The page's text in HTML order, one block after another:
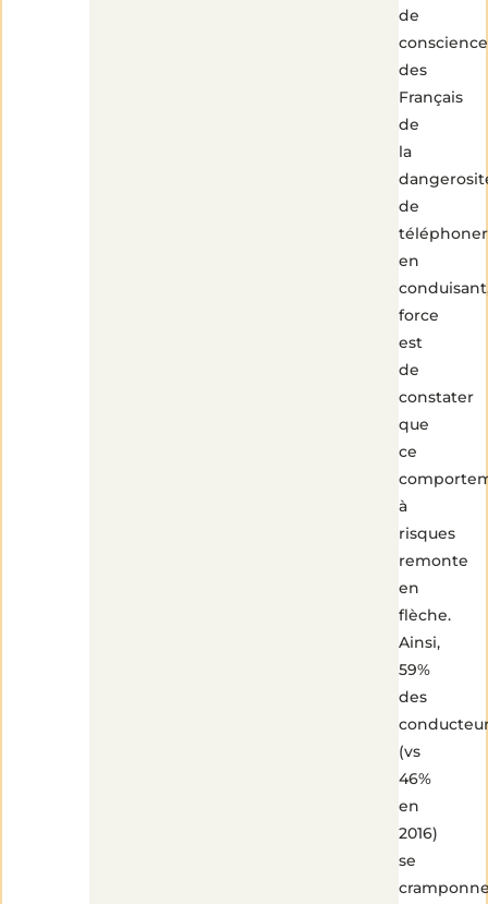
de
conscience
des
Français
de
la
de
téléphoner
en
force
est
de
constater
que
ce
à
risques
remonte
en
flèche.
Ainsi,
59%
des
(vs
46%
en
2016)
se